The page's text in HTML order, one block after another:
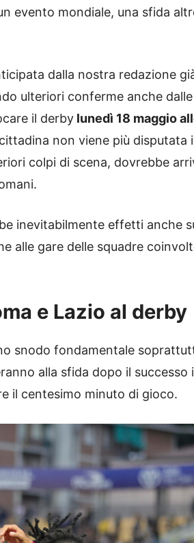
evento mondiale, una sfida
dalla nostra redazione
ulteriori conferme anche
il derby lunedì 18 maggio
non viene più disputata
colpi di scena, dovrebbe
inevitabilmente effetti anche
alle gare delle squadre
e Lazio al derby
snodo fondamentale
alla sfida dopo il
il centesimo minuto di gioco.